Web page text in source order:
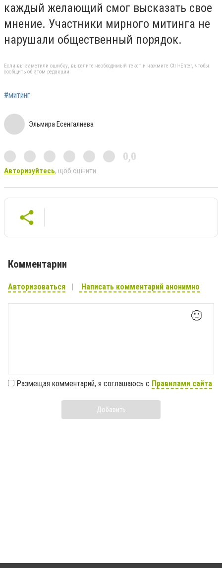
каждый желающий смог высказать свое
мнение. Участники мирного митинга не
нарушали общественный порядок.
Если вы заметили ошибку, выделите необходимый текст и нажмите Ctrl+Enter, чтобы
сообщить об этом редакции
#митинг
Эльмира Есенгалиева
0,0
Авторизуйтесь, щоб оцінити
Комментарии
Авторизоваться Написать комментарий анонимно
🙂
Размещая комментарий, я соглашаюсь с Правилами сайта
Добавить